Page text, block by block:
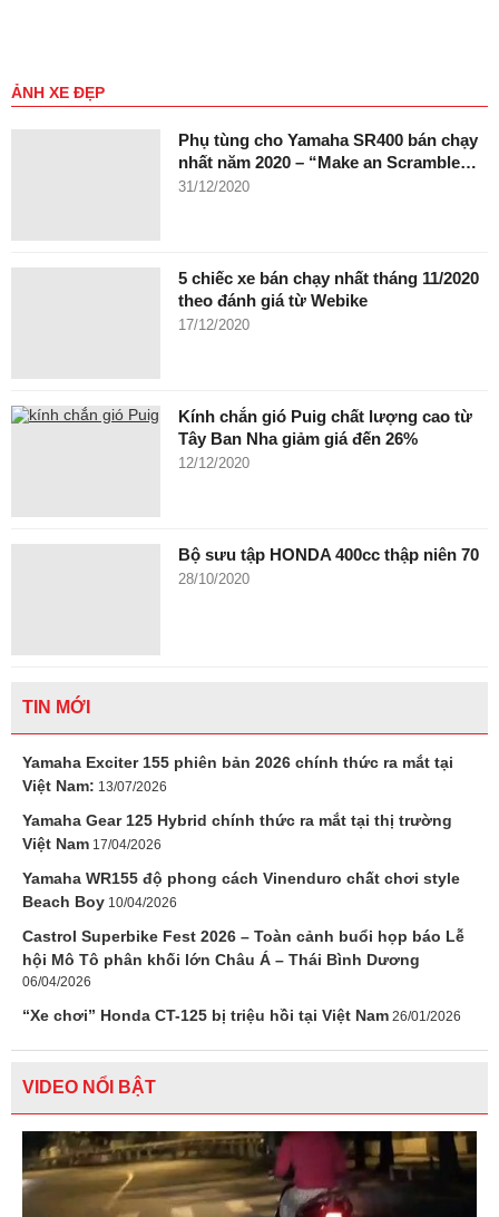
ẢNH XE ĐẸP
Phụ tùng cho Yamaha SR400 bán chạy
nhất năm 2020 – “Make an Scramble…
31/12/2020
5 chiếc xe bán chạy nhất tháng 11/2020
theo đánh giá từ Webike
17/12/2020
Kính chắn gió Puig chất lượng cao từ
Tây Ban Nha giảm giá đến 26%
12/12/2020
Bộ sưu tập HONDA 400cc thập niên 70
28/10/2020
TIN MỚI
Yamaha Exciter 155 phiên bản 2026 chính thức ra mắt tại
Việt Nam: 13/07/2026
Yamaha Gear 125 Hybrid chính thức ra mắt tại thị trường
Việt Nam 17/04/2026
Yamaha WR155 độ phong cách Vinenduro chất chơi style
Beach Boy 10/04/2026
Castrol Superbike Fest 2026 – Toàn cảnh buổi họp báo Lễ
hội Mô Tô phân khối lớn Châu Á – Thái Bình Dương
06/04/2026
“Xe chơi” Honda CT-125 bị triệu hồi tại Việt Nam 26/01/2026
VIDEO NỔI BẬT